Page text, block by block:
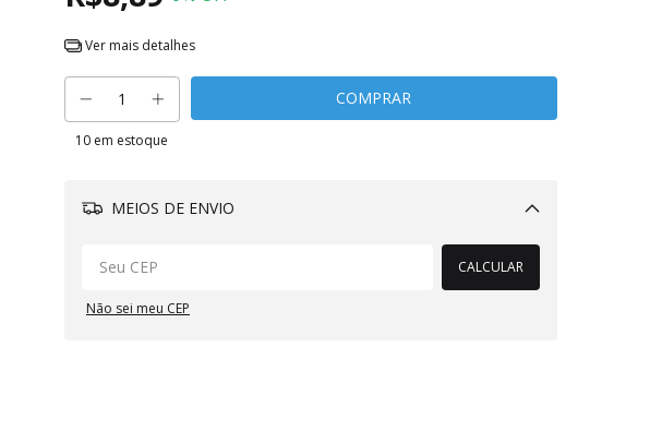
Ver mais detalhes
10 em estoque
MEIOS DE ENVIO
Alterar CEP
CALCULAR
Não sei meu CEP